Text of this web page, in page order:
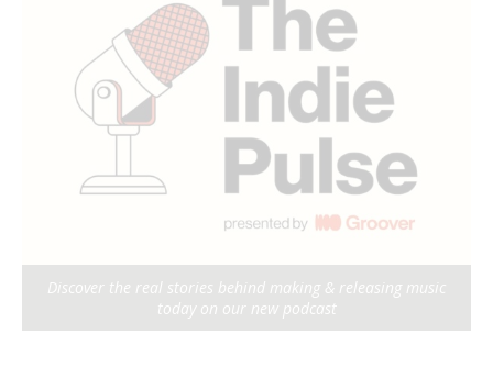
Discover the real stories behind making & releasing music
today on our new podcast